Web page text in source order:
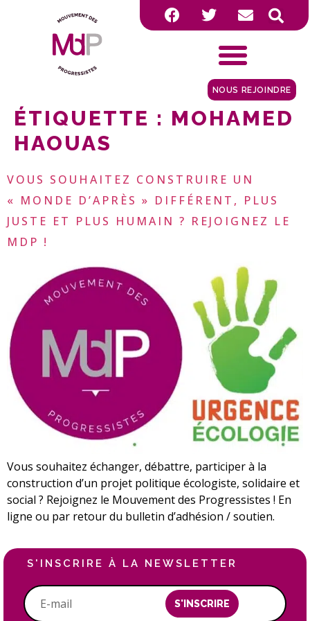
NOUS REJOINDRE
ÉTIQUETTE : MOHAMED
HAOUAS
VOUS SOUHAITEZ CONSTRUIRE UN
« MONDE D’APRÈS » DIFFÉRENT, PLUS
JUSTE ET PLUS HUMAIN ? REJOIGNEZ LE
MDP !
Vous souhaitez échanger, débattre, participer à la
construction d’un projet politique écologiste, solidaire et
social ? Rejoignez le Mouvement des Progressistes ! En
ligne ou par retour du bulletin d’adhésion / soutien.
S'INSCRIRE À LA NEWSLETTER
S'INSCRIRE